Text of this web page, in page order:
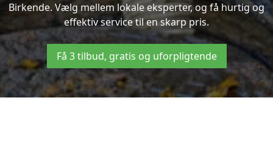
Birkende. Vælg mellem lokale eksperter, og få hurtig og
effektiv service til en skarp pris.
Få 3 tilbud, gratis og uforpligtende